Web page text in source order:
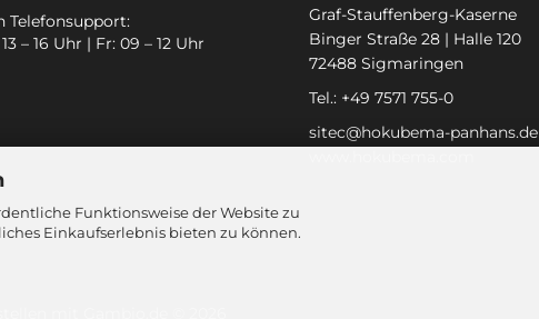
Funktionsweise der Website zu
Einkaufserlebnis bieten zu können.
Telefonsupport:
– 16 Uhr | Fr: 09 – 12 Uhr
Graf-Stauffenberg-Kaserne
Binger Straße 28 | Halle 120
72488 Sigmaringen
Tel.: +49 7571 755-0
sitec@hokubema-panhans.de